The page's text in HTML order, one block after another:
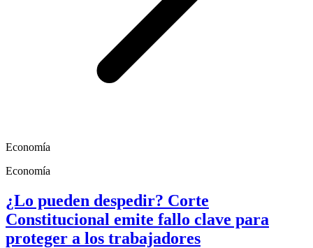
Economía
Economía
¿Lo pueden despedir? Corte
Constitucional emite fallo clave para
proteger a los trabajadores